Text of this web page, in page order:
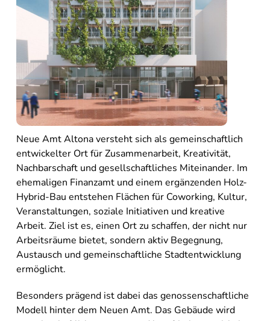
Neue Amt Altona versteht sich als gemeinschaftlich
entwickelter Ort für Zusammenarbeit, Kreativität,
Nachbarschaft und gesellschaftliches Miteinander. Im
ehemaligen Finanzamt und einem ergänzenden Holz-
Hybrid-Bau entstehen Flächen für Coworking, Kultur,
Veranstaltungen, soziale Initiativen und kreative
Arbeit. Ziel ist es, einen Ort zu schaffen, der nicht nur
Arbeitsräume bietet, sondern aktiv Begegnung,
Austausch und gemeinschaftliche Stadtentwicklung
ermöglicht.
Besonders prägend ist dabei das genossenschaftliche
Modell hinter dem Neuen Amt. Das Gebäude wird